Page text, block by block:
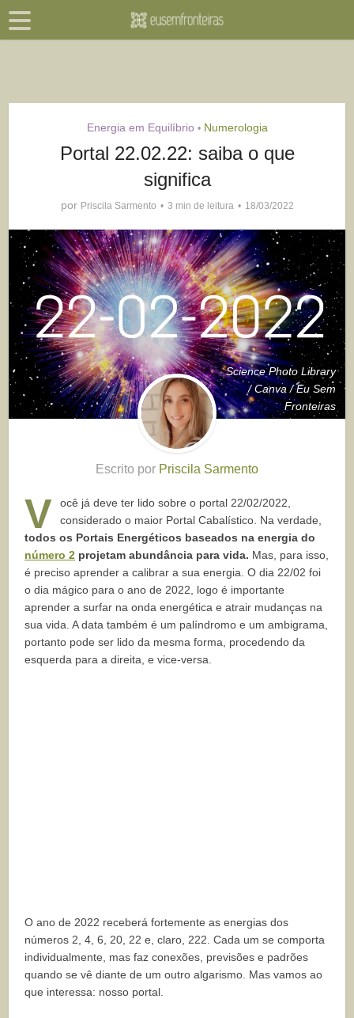
Energia em Equilíbrio • Numerologia
Portal 22.02.22: saiba o que
significa
por Priscila Sarmento 3 min de leitura 18/03/2022
Science Photo Library
/ Canva / Eu Sem
Fronteiras
Escrito por Priscila Sarmento
V
ocê já deve ter lido sobre o portal 22/02/2022,
considerado o maior Portal Cabalístico. Na verdade,
todos os Portais Energéticos baseados na energia do
número 2 projetam abundância para vida. Mas, para isso,
é preciso aprender a calibrar a sua energia. O dia 22/02 foi
o dia mágico para o ano de 2022, logo é importante
aprender a surfar na onda energética e atrair mudanças na
sua vida. A data também é um palíndromo e um ambigrama,
portanto pode ser lido da mesma forma, procedendo da
esquerda para a direita, e vice-versa.
O ano de 2022 receberá fortemente as energias dos
números 2, 4, 6, 20, 22 e, claro, 222. Cada um se comporta
individualmente, mas faz conexões, previsões e padrões
quando se vê diante de um outro algarismo. Mas vamos ao
que interessa: nosso portal.